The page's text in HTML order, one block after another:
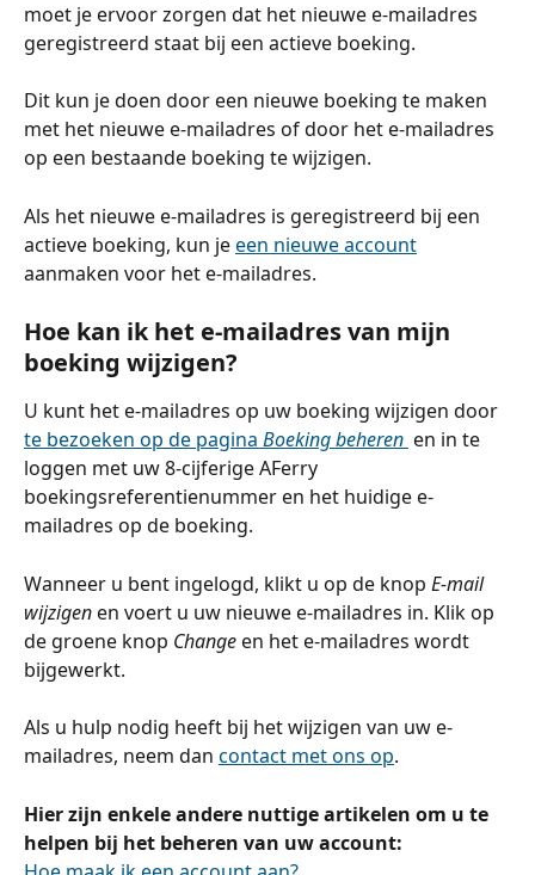
moet je ervoor zorgen dat het nieuwe e-mailadres
geregistreerd staat bij een actieve boeking.
Dit kun je doen door een nieuwe boeking te maken
met het nieuwe e-mailadres of door het e-mailadres
op een bestaande boeking te wijzigen.
Als het nieuwe e-mailadres is geregistreerd bij een
actieve boeking, kun je een nieuwe account
aanmaken voor het e-mailadres.
Hoe kan ik het e-mailadres van mijn
boeking wijzigen?
U kunt het e-mailadres op uw boeking wijzigen door
te bezoeken op de pagina Boeking beheren en in te
loggen met uw 8-cijferige AFerry
boekingsreferentienummer en het huidige e-
mailadres op de boeking.
Wanneer u bent ingelogd, klikt u op de knop E-mail
wijzigen en voert u uw nieuwe e-mailadres in. Klik op
de groene knop Change en het e-mailadres wordt
bijgewerkt.
Als u hulp nodig heeft bij het wijzigen van uw e-
mailadres, neem dan contact met ons op.
Hier zijn enkele andere nuttige artikelen om u te
helpen bij het beheren van uw account: